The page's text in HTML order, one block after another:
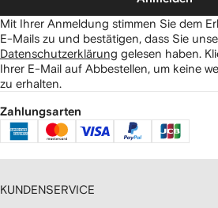
Mit Ihrer Anmeldung stimmen Sie dem
E-Mails zu und bestätigen, dass Sie
Datenschutzerklärung gelesen haben.
Ihrer E-Mail auf Abbestellen, um keine
zu erhalten.
Zahlungsarten
KUNDENSERVICE